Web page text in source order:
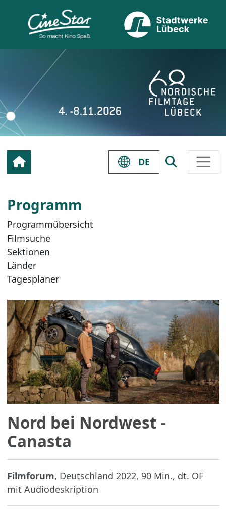
DE
Programm
Programmübersicht
Filmsuche
Sektionen
Länder
Tagesplaner
Nord bei Nordwest -
Canasta
Filmforum, Deutschland 2022, 90 Min., dt. OF
mit Audiodeskription